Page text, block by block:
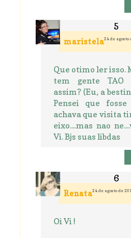
maristela24 de agosto
Que otimo ler isso.
tem gente TAO
assim? (Eu, a
Pensei que
achava que visita
eixo....mas nao
Vi. Bjs suas libdas
Renata24 de agosto de
Oi Vi !